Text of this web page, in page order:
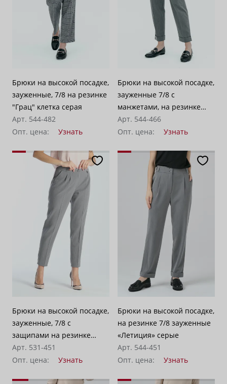
Брюки на высокой посадке,
зауженные, 7/8 на резинке
"Грац" клетка серая
Арт. 544-482
Опт. цена:
Узнать
Брюки на высокой посадке,
зауженные 7/8 с
манжетами, на резинке
"Портсмут" серые
Арт. 544-466
Опт. цена:
Узнать
Брюки на высокой посадке,
зауженные, 7/8 с
защипами на резинке
"Летиция" серые
Арт. 531-451
Опт. цена:
Узнать
Брюки на высокой посадке,
на резинке 7/8 зауженные
«Летиция» серые
Арт. 544-451
Опт. цена:
Узнать